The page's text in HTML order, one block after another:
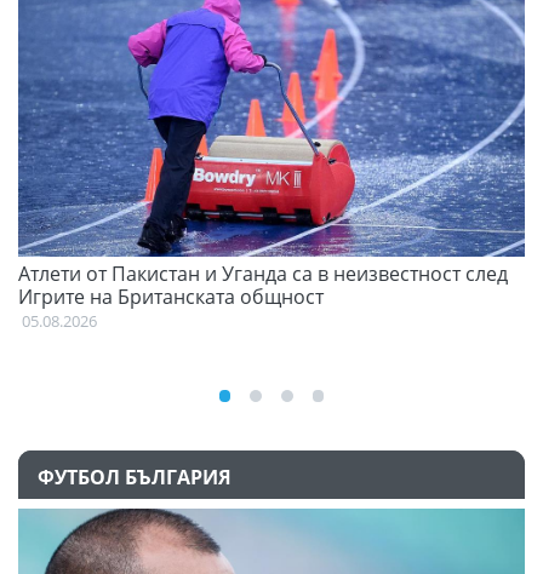
Атлети от Пакистан и Уганда са в неизвестност след
Игрите на Британската общност
05.08.2026
ФУТБОЛ БЪЛГАРИЯ